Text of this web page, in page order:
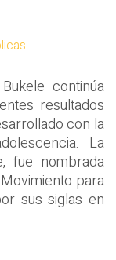
continúa
resultados
con la
La
fue nombrada
para
sus siglas en